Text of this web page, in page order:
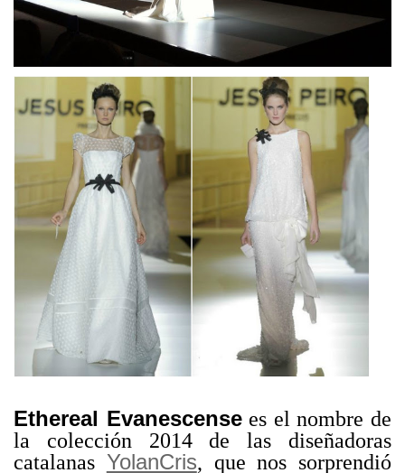
Ethereal Evanescensees el nombre de
la colección 2014 de las diseñadoras
catalanas YolanCris, que nos sorprendió